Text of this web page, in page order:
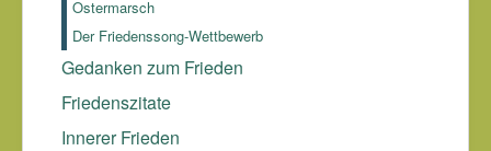
und die Verzweiflung, die sie mit sich bringen, sind
ausreichende Beweise, um den zivilisierten Weißen, als
das wildeste Tier auf dem Erdboden zu kennzeichnen.
Herman Melville (1819-1891)
Ostermarsch
Der Friedenssong-Wettbewerb
Gedanken zum Frieden
Friedenszitate
Innerer Frieden